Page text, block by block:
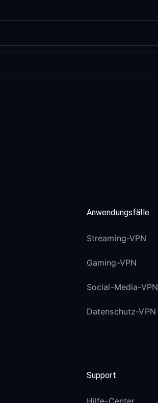
Anwendungsfälle
Streaming-VPN
Gaming-VPN
Social-Media-VPN
Datenschutz-VPN
Support
Hilfe-Center